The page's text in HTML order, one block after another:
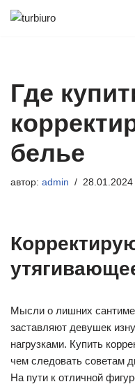
Где
белье
автор: admin 28.01.2024
Мысли о лишних
заставляют девушек
нагрузками. Купить
чем следовать советам
На пути к отличной